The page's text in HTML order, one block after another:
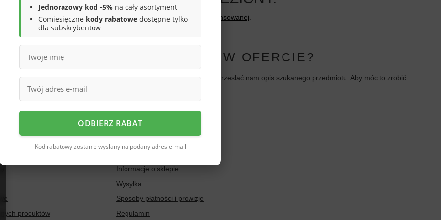
dokładniejsze parametry. Skorzystaj zwyszukiwarki zaawansowanej
KTÓREGO NIE MAMY W OFERCIE?
w naszym sklepie, możesz skorzystać ze specjalnego formularza i przesłać nam opis szukanego przedmiotu. Aby móc to zrobić
produktów
Regulaminy
Informacje o sklepie
Wysyłka
Sposoby płatności i prowizje
Regulamin
Jednorazowy kod -5% na cały asortyment
Comiesięczne kody rabatowe dostępne tylko
dla subskrybentów
ODBIERZ RABAT
Kod rabatowy zostanie wysłany na podany adres e-mail